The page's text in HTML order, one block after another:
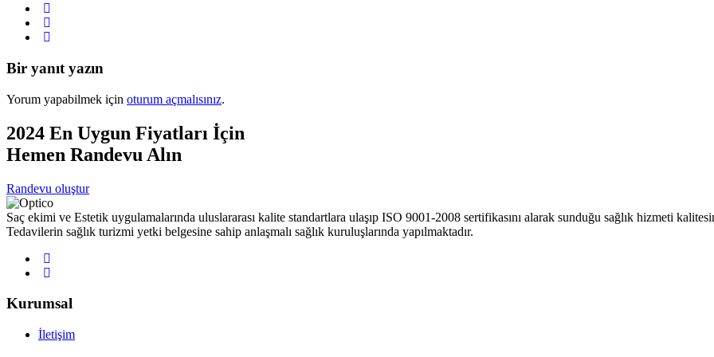
Bir yanıt yazın
Yorum yapabilmek için oturum açmalısınız.
2024 En Uygun Fiyatları İçin
Hemen Randevu Alın
Randevu oluştur
Saç ekimi ve Estetik uygulamalarında uluslararası kalite standartlara ulaşıp ISO 9001-2008 sertifikasını alarak sunduğu sağlık hizmeti
Tedavilerin sağlık turizmi yetki belgesine sahip anlaşmalı sağlık kuruluşlarında yapılmaktadır.
Kurumsal
İletişim